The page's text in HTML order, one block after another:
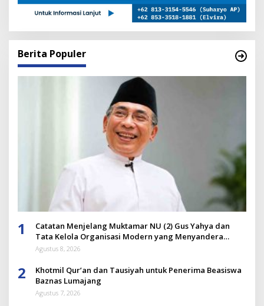
Berita Populer
1
Catatan Menjelang Muktamar NU (2) Gus Yahya dan
Tata Kelola Organisasi Modern yang Menyandera
Dirinya
Agustus 8, 2026
2
Khotmil Qur’an dan Tausiyah untuk Penerima Beasiswa
Baznas Lumajang
Agustus 7, 2026